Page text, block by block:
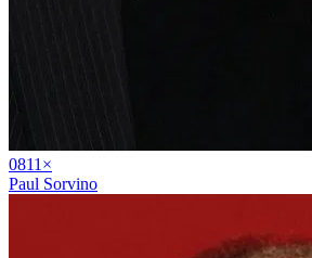
0811 ×
Paul Sorvino